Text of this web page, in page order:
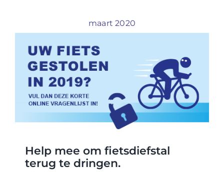
maart 2020
Help mee om fietsdiefstal
terug te dringen.